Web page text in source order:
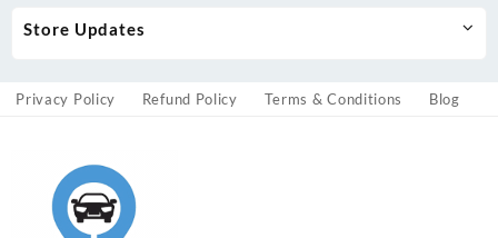
Store Updates
Privacy Policy Refund Policy Terms & Conditions Blog